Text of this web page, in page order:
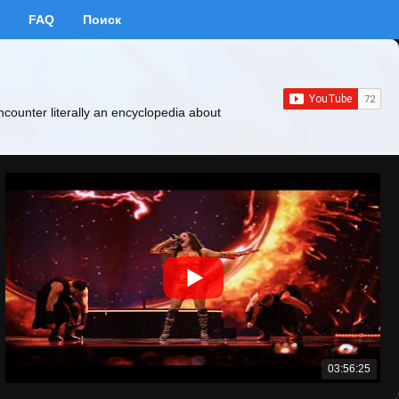
FAQ Поиск
literally an encyclopedia about
03:56:25